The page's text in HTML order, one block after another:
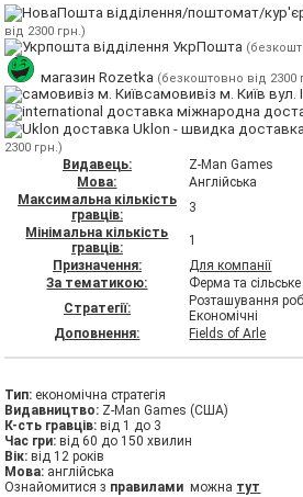
відділення/поштомат/
від 2300 грн.)
відділення УкрПошта
магазин Rozetka (безкоштовно від 2300
самовивіз м. Київ вул.
міжнародна
Uklon - швидка
2300 грн.)
Видавець:
Z-Man Games
Мова:
Англійська
Максимальна кількість
гравців:
3
Мінімальна кількість
гравців:
1
Призначення:
Для компанії
За тематикою:
Ферма та
Стратегії:
Розташування
Економічні
Доповнення:
Fields of Arle
Тип: економічна стратегія
Видавництво: Z-Man Games (США)
К-сть гравців: від 1 до 3
Час гри: від 60 до 150 хвилин
Вік: від 12 років
Мова: англійська
Ознайомитися з правиламиможна тут